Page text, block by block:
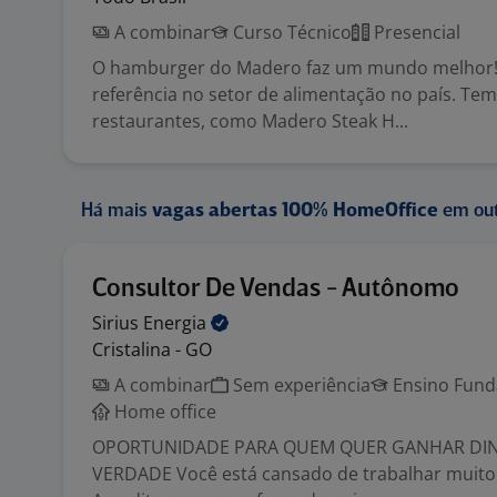
A combinar
Curso Técnico
Presencial
O hamburger do Madero faz um mundo melhor!
referência no setor de alimentação no país.
restaurantes, como Madero Steak H...
Há mais vagas abertas 100% HomeOffice em
Consultor De Vendas - Autônomo
Sirius Energia
Cristalina - GO
A combinar
Sem experiência
Ensino
Home office
OPORTUNIDADE PARA QUEM QUER GANHAR
VERDADE Você está cansado de trabalhar